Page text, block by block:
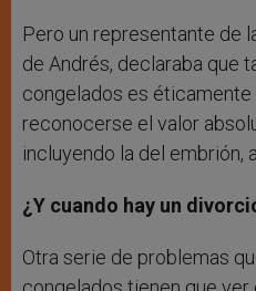
Pero un representante de
de Andrés, declaraba que
congelados es
reconocerse el valor
incluyendo la del embrión,
¿Y cuando hay un
Otra serie de problemas